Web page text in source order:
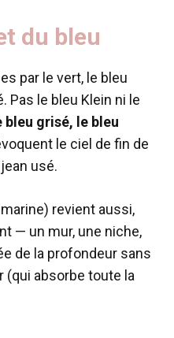
du bleu
par le vert, le bleu
le bleu Klein ni le
bleu grisé, le bleu
le ciel de fin de
usé.
revient aussi,
— un mur, une niche,
de la profondeur sans
(qui absorbe toute la